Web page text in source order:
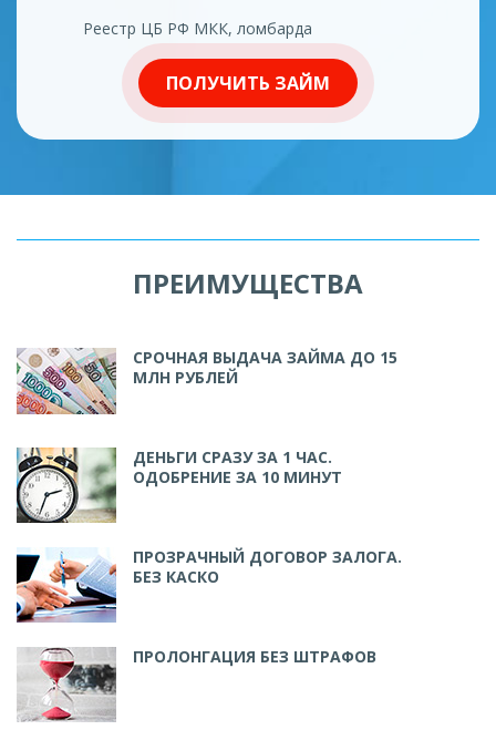
Реестр ЦБ РФ МКК, ломбарда
ПОЛУЧИТЬ ЗАЙМ
ПРЕИМУЩЕСТВА
СРОЧНАЯ ВЫДАЧА ЗАЙМА ДО 15
МЛН РУБЛЕЙ
ДЕНЬГИ СРАЗУ ЗА 1 ЧАС.
ОДОБРЕНИЕ ЗА 10 МИНУТ
ПРОЗРАЧНЫЙ ДОГОВОР ЗАЛОГА.
БЕЗ КАСКО
ПРОЛОНГАЦИЯ БЕЗ ШТРАФОВ